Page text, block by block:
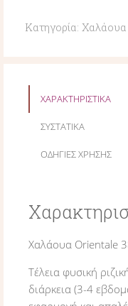
Κατηγορία: Χαλάουα
ΧΑΡΑΚΤΗΡΙΣΤΙΚΑ
ΣΥΣΤΑΤΙΚΑ
ΟΔΗΓΙΕΣ ΧΡΗΣΗΣ
Χαλάουα Orientale
Τέλεια φυσική
διάρκεια (3-4